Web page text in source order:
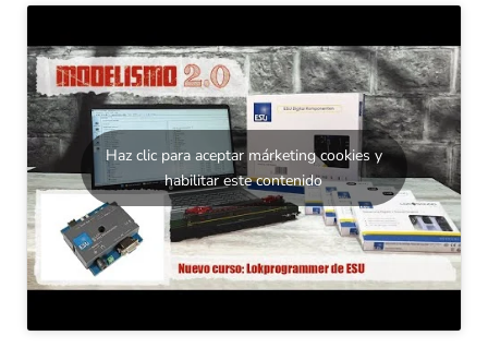
Haz clic para aceptar márketing cookies y
habilitar este contenido